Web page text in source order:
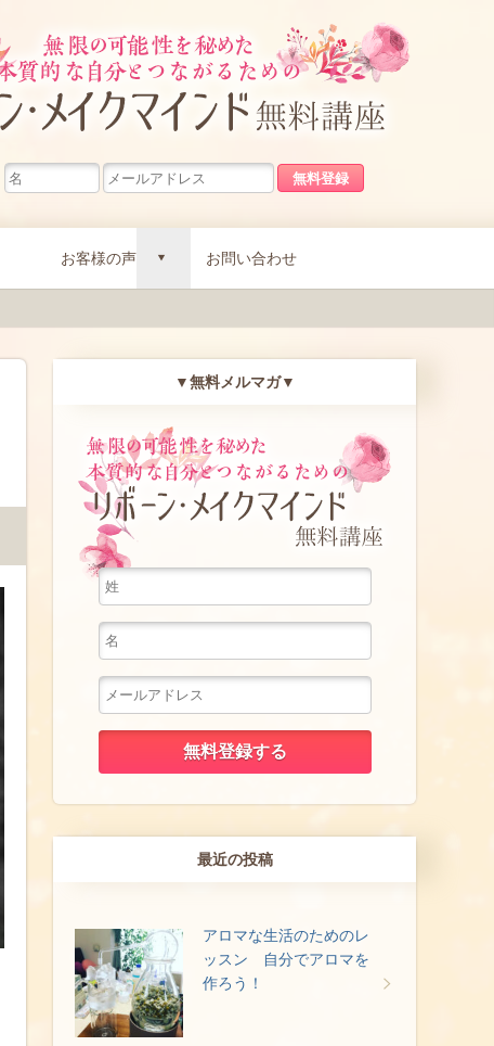
お客様の声 d お問い合わせ
▼無料メルマガ▼
最近の投稿
アロマな生活のためのレ
ッスン 自分でアロマを
作ろう！